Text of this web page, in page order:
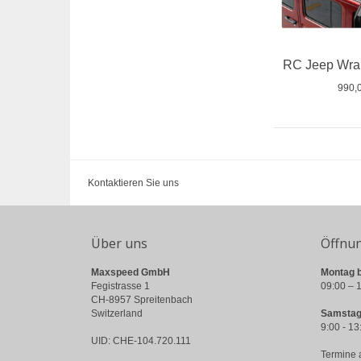
RC Jeep
Kontaktieren Sie uns
Über uns
Maxspeed GmbH
Fegistrasse 1
CH-8957 Spreitenbach
Switzerland
UID: CHE-104.720.111
Montag
09:00 –
9:00 -
Termine